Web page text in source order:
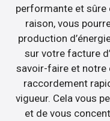
performante et sûre
raison, vous
production
sur votre facture
savoir-faire et notre
raccordement
vigueur. Cela vous
et de vous